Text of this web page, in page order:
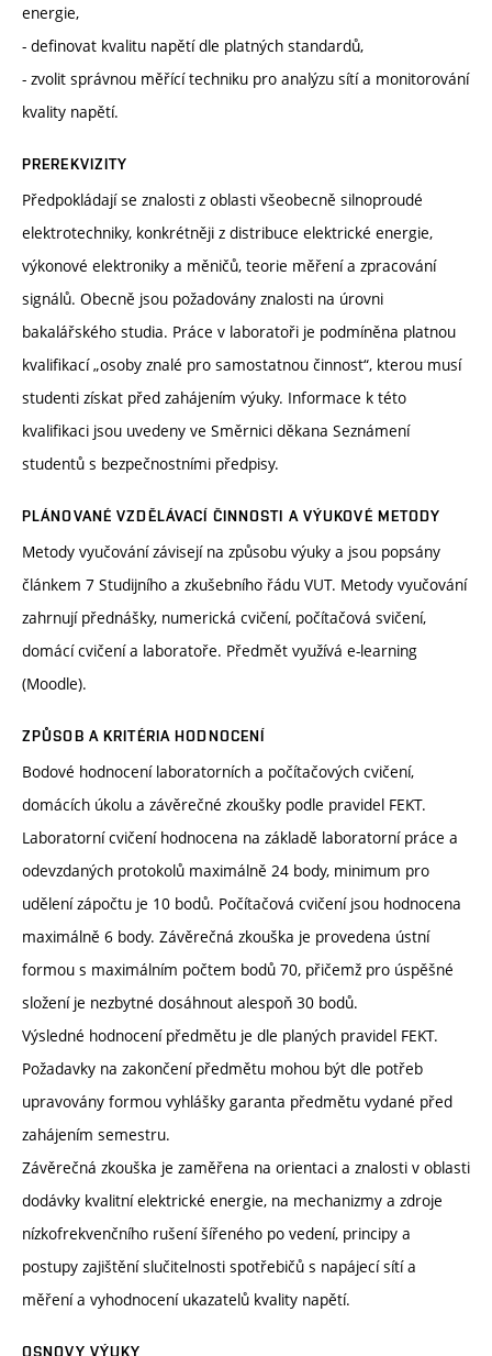
energie,
- definovat kvalitu napětí dle platných standardů,
- zvolit správnou měřící techniku pro analýzu sítí a monitorování
kvality napětí.
PREREKVIZITY
Předpokládají se znalosti z oblasti všeobecně silnoproudé
elektrotechniky, konkrétněji z distribuce elektrické energie,
výkonové elektroniky a měničů, teorie měření a zpracování
signálů. Obecně jsou požadovány znalosti na úrovni
bakalářského studia. Práce v laboratoři je podmíněna platnou
kvalifikací „osoby znalé pro samostatnou činnost“, kterou musí
studenti získat před zahájením výuky. Informace k této
kvalifikaci jsou uvedeny ve Směrnici děkana Seznámení
studentů s bezpečnostními předpisy.
PLÁNOVANÉ VZDĚLÁVACÍ ČINNOSTI A VÝUKOVÉ METODY
Metody vyučování závisejí na způsobu výuky a jsou popsány
článkem 7 Studijního a zkušebního řádu VUT. Metody vyučování
zahrnují přednášky, numerická cvičení, počítačová svičení,
domácí cvičení a laboratoře. Předmět využívá e-learning
(Moodle).
ZPŮSOB A KRITÉRIA HODNOCENÍ
Bodové hodnocení laboratorních a počítačových cvičení,
domácích úkolu a závěrečné zkoušky podle pravidel FEKT.
Laboratorní cvičení hodnocena na základě laboratorní práce a
odevzdaných protokolů maximálně 24 body, minimum pro
udělení zápočtu je 10 bodů. Počítačová cvičení jsou hodnocena
maximálně 6 body. Závěrečná zkouška je provedena ústní
formou s maximálním počtem bodů 70, přičemž pro úspěšné
složení je nezbytné dosáhnout alespoň 30 bodů.
Výsledné hodnocení předmětu je dle planých pravidel FEKT.
Požadavky na zakončení předmětu mohou být dle potřeb
upravovány formou vyhlášky garanta předmětu vydané před
zahájením semestru.
Závěrečná zkouška je zaměřena na orientaci a znalosti v oblasti
dodávky kvalitní elektrické energie, na mechanizmy a zdroje
nízkofrekvenčního rušení šířeného po vedení, principy a
postupy zajištění slučitelnosti spotřebičů s napájecí sítí a
měření a vyhodnocení ukazatelů kvality napětí.
OSNOVY VÝUKY